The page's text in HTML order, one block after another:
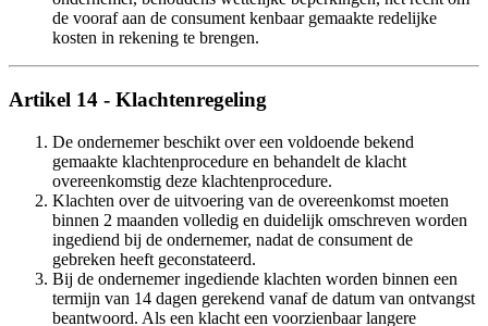
de vooraf aan de consument kenbaar gemaakte redelijke
kosten in rekening te brengen.
Artikel 14 - Klachtenregeling
De ondernemer beschikt over een voldoende bekend
gemaakte klachtenprocedure en behandelt de klacht
overeenkomstig deze klachtenprocedure.
Klachten over de uitvoering van de overeenkomst moeten
binnen 2 maanden volledig en duidelijk omschreven worden
ingediend bij de ondernemer, nadat de consument de
gebreken heeft geconstateerd.
Bij de ondernemer ingediende klachten worden binnen een
termijn van 14 dagen gerekend vanaf de datum van ontvangst
beantwoord. Als een klacht een voorzienbaar langere